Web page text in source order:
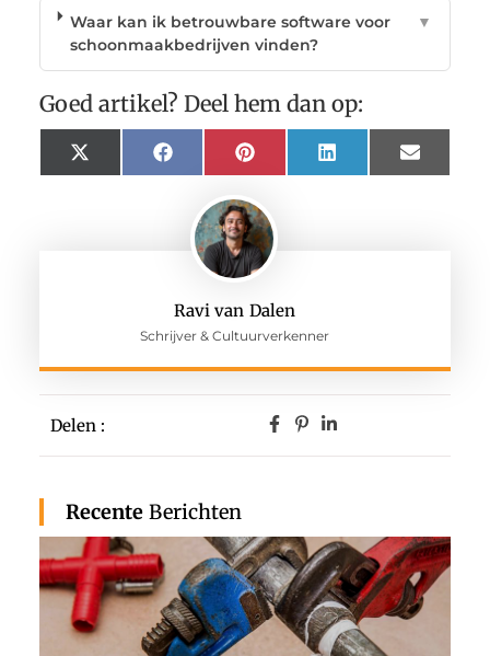
Ravi van Dalen
Schrijver & Cultuurverkenner
Delen :
Recente Berichten
Waar kan ik betrouwbare software voor
schoonmaakbedrijven vinden?
▼
Goed artikel? Deel hem dan op:
X
(Twitter)
FacebookPinterest LinkedIn Email